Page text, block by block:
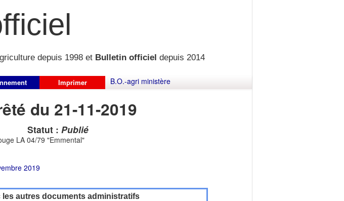
depuis 1998 et Bulletin officiel depuis 2014
Imprimer B.O.-agri ministère
du 21-11-2019
Statut : Publié
LA 04/79 "Emmental"
2019
les autres documents administratifs